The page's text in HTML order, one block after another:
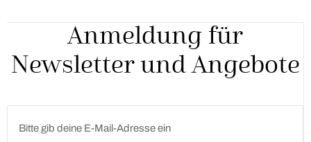
Anmeldung für
Newsletter und Angebote